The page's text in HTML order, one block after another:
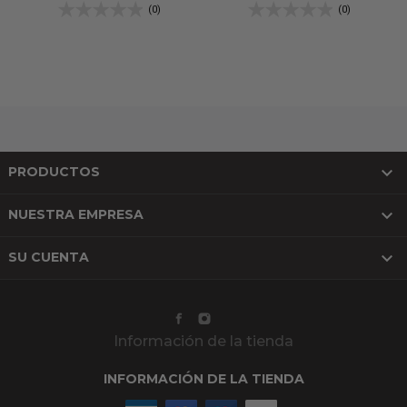
(0) (0)
PRODUCTOS 
NUESTRA EMPRESA 
SU CUENTA 
Información de la tienda
INFORMACIÓN DE LA TIENDA